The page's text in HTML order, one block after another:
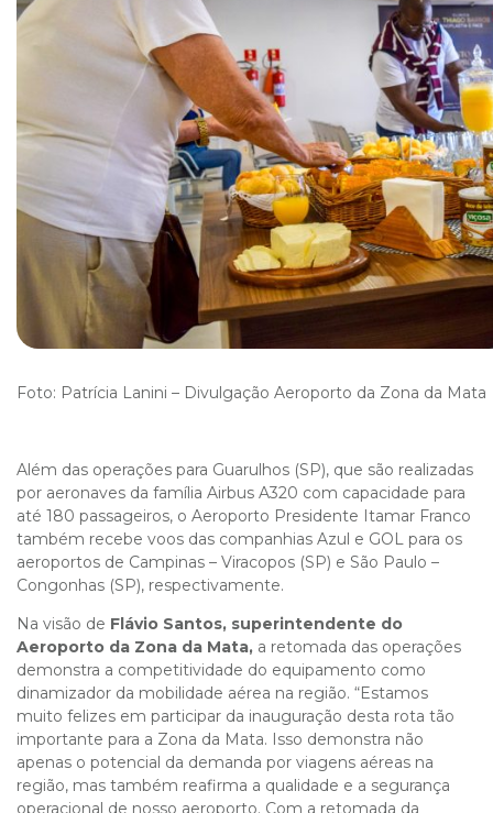
Foto: Patrícia Lanini – Divulgação Aeroporto da Zona da Mata
Além das operações para Guarulhos (SP), que são realizadas
por aeronaves da família Airbus A320 com capacidade para
até 180 passageiros, o Aeroporto Presidente Itamar Franco
também recebe voos das companhias Azul e GOL para os
aeroportos de Campinas – Viracopos (SP) e São Paulo –
Congonhas (SP), respectivamente.
Na visão de Flávio Santos, superintendente do
Aeroporto da Zona da Mata, a retomada das operações
demonstra a competitividade do equipamento como
dinamizador da mobilidade aérea na região. “Estamos
muito felizes em participar da inauguração desta rota tão
importante para a Zona da Mata. Isso demonstra não
apenas o potencial da demanda por viagens aéreas na
região, mas também reafirma a qualidade e a segurança
operacional de nosso aeroporto. Com a retomada da